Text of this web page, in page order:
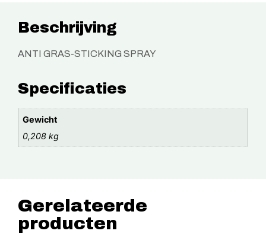
Beschrijving
ANTI GRAS-STICKING SPRAY
Specificaties
Gewicht
0,208 kg
Gerelateerde
producten